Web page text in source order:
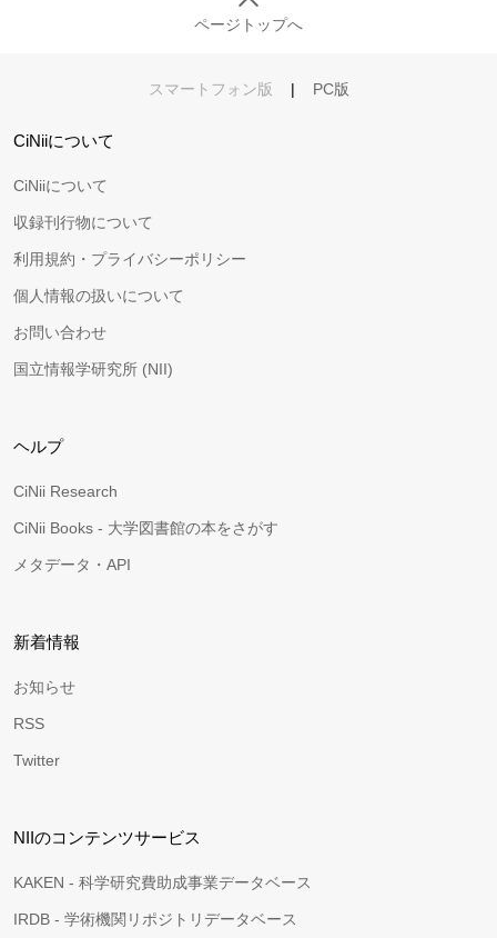
ページトップへ
スマートフォン版 | PC版
CiNiiについて
CiNiiについて
収録刊行物について
利用規約・プライバシーポリシー
個人情報の扱いについて
お問い合わせ
国立情報学研究所 (NII)
ヘルプ
CiNii Research
CiNii Books - 大学図書館の本をさがす
メタデータ・API
新着情報
お知らせ
RSS
Twitter
NIIのコンテンツサービス
KAKEN - 科学研究費助成事業データベース
IRDB - 学術機関リポジトリデータベース